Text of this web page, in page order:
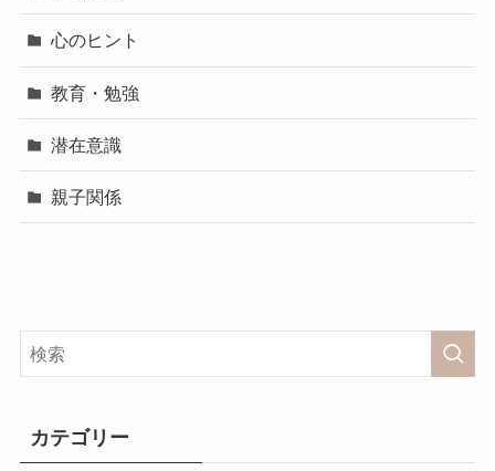
心のヒント
教育・勉強
潜在意識
親子関係
カテゴリー